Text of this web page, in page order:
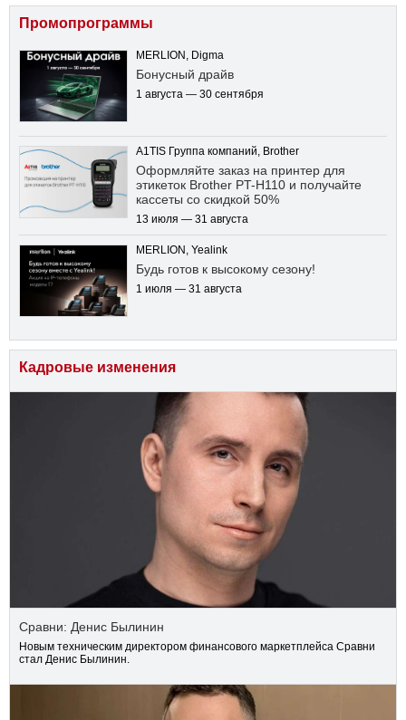
Промопрограммы
MERLION, Digma
Бонусный драйв
1 августа — 30 сентября
A1TIS Группа компаний, Brother
Оформляйте заказ на принтер для
этикеток Brother PT-H110 и получайте
кассеты со скидкой 50%
13 июля — 31 августа
MERLION, Yealink
Будь готов к высокому сезону!
1 июля — 31 августа
Кадровые изменения
Сравни: Денис Былинин
Новым техническим директором финансового маркетплейса Сравни
стал Денис Былинин.